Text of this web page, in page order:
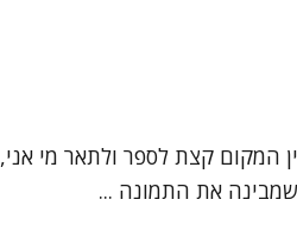
המקום קצת לספר ולתאר
שמבינה את התמונה ...